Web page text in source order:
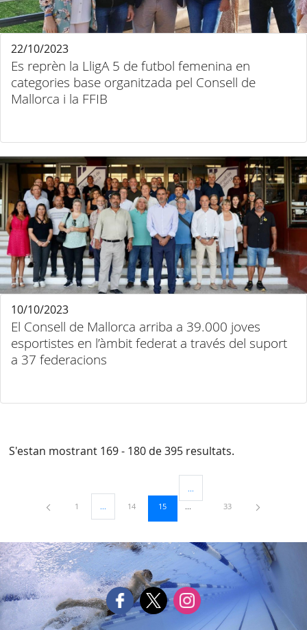
Es reprèn la LligA 5 de futbol femenina en
categories base organitzada pel Consell de
Mallorca i la FFIB
22/10/2023
El Consell de Mallorca arriba a 39.000 joves
esportistes en l’àmbit federat a través del suport
a 37 federacions
10/10/2023
S'estan mostrant 169 - 180 de 395 resultats.
Pàgina
1 ...Pàgines intermèdies Utilitzeu TAB per navegar.
Pàgina
14 Pàgina
15
Pàgines intermèdies Utilitzeu
Pàgina
33